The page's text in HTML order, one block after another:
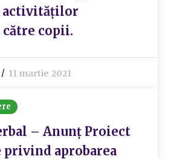
activităților
copii.
11 martie 2021
– Anunț Proiect
privind aprobarea